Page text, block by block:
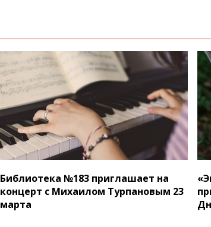
Библиотека №183 приглашает на
концерт с Михаилом Турпановым 23
марта